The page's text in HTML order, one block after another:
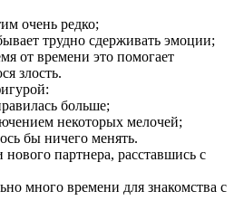
очень редко;
трудно сдерживать эмоции;
от времени это помогает
злость.
больше;
некоторых мелочей;
бы ничего менять.
партнера, расставшись с
много времени для знакомства с